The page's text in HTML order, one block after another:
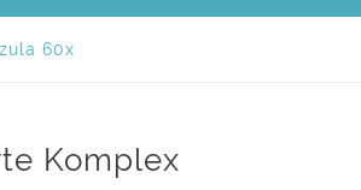
60x
Komplex